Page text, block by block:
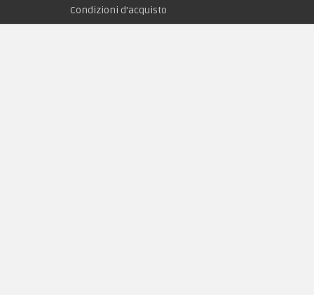
Condizioni d'acquisto